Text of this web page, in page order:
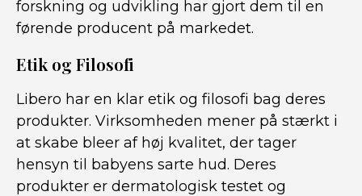
forskning og udvikling har gjort dem til en
førende producent på markedet.
Etik og Filosofi
Libero har en klar etik og filosofi bag deres
produkter. Virksomheden mener på stærkt i
at skabe bleer af høj kvalitet, der tager
hensyn til babyens sarte hud. Deres
produkter er dermatologisk testet og